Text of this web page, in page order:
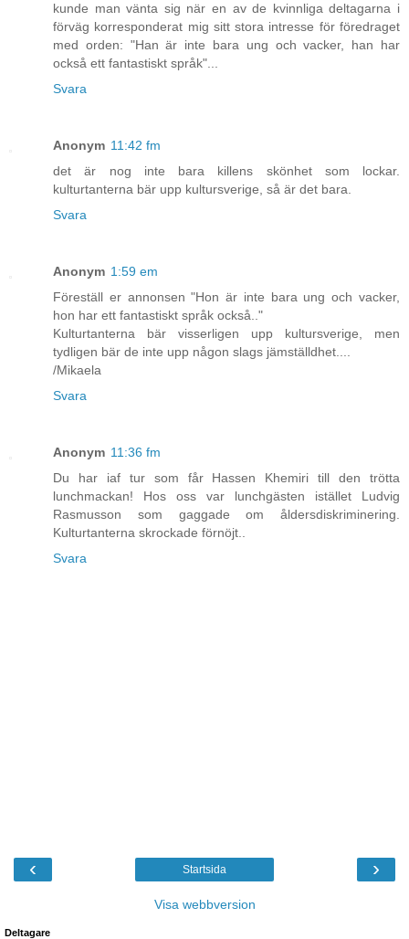
kunde man vänta sig när en av de kvinnliga deltagarna i
förväg korresponderat mig sitt stora intresse för föredraget
med orden: "Han är inte bara ung och vacker, han har
också ett fantastiskt språk"...
Svara
Anonym 11:42 fm
det är nog inte bara killens skönhet som lockar.
kulturtanterna bär upp kultursverige, så är det bara.
Svara
Anonym 1:59 em
Föreställ er annonsen "Hon är inte bara ung och vacker,
hon har ett fantastiskt språk också.."
Kulturtanterna bär visserligen upp kultursverige, men
tydligen bär de inte upp någon slags jämställdhet....
/Mikaela
Svara
Anonym 11:36 fm
Du har iaf tur som får Hassen Khemiri till den trötta
lunchmackan! Hos oss var lunchgästen istället Ludvig
Rasmusson som gaggade om åldersdiskriminering.
Kulturtanterna skrockade förnöjt..
Svara
‹ ›
Startsida
Visa webbversion
Deltagare